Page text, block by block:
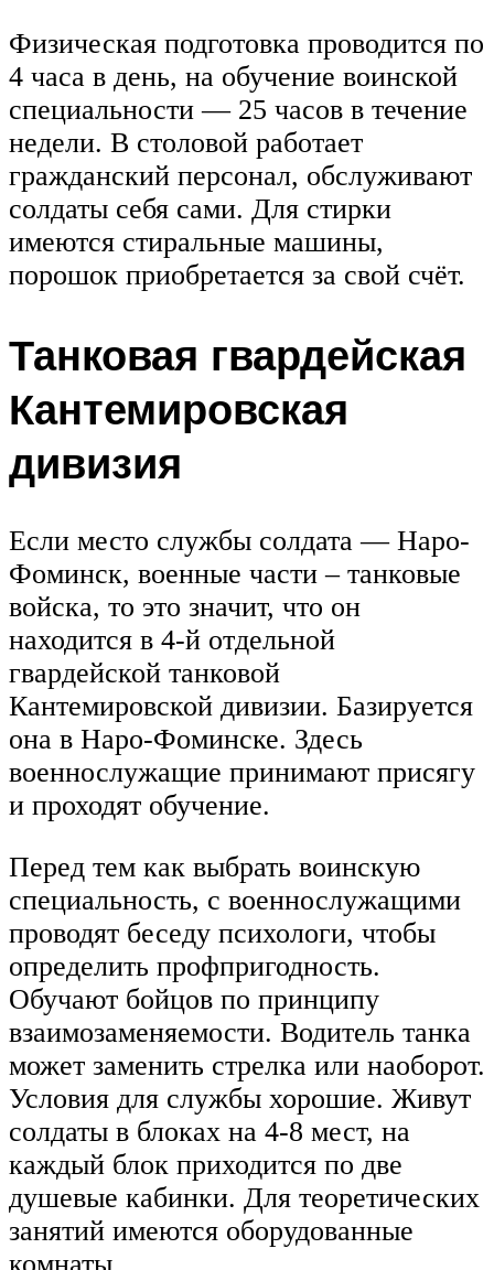
Физическая подготовка проводится по
4 часа в день, на обучение воинской
специальности — 25 часов в течение
недели. В столовой работает
гражданский персонал, обслуживают
солдаты себя сами. Для стирки
имеются стиральные машины,
порошок приобретается за свой счёт.
Танковая гвардейская
Кантемировская
дивизия
Если место службы солдата — Наро-
Фоминск, военные части – танковые
войска, то это значит, что он
находится в 4-й отдельной
гвардейской танковой
Кантемировской дивизии. Базируется
она в Наро-Фоминске. Здесь
военнослужащие принимают присягу
и проходят обучение.
Перед тем как выбрать воинскую
специальность, с военнослужащими
проводят беседу психологи, чтобы
определить профпригодность.
Обучают бойцов по принципу
взаимозаменяемости. Водитель танка
может заменить стрелка или наоборот.
Условия для службы хорошие. Живут
солдаты в блоках на 4-8 мест, на
каждый блок приходится по две
душевые кабинки. Для теоретических
занятий имеются оборудованные
комнаты.